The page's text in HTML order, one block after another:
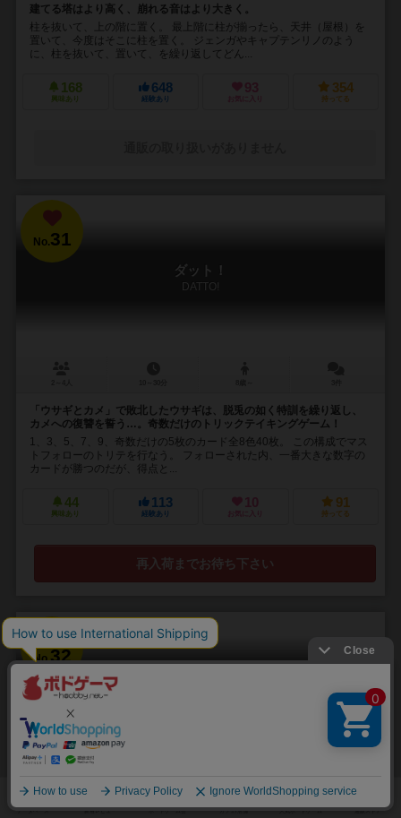
建てる塔はより高く、崩れる音はより大きく。
柱を抜いて、上の階に置く。 最上階に柱が揃ったら、天井（屋根）を
置いて、今度はそこに柱を置く。 ジェンガやキャプテンリノのよう
に、柱を抜いて、置いて、を繰り返してどん...
168
興味あり
648
経験あり
93
お気に入り
354
持ってる
No.31
ダット！
DATTO!
「ウサギとカメ」で敗北したウサギは、脱兎の如く特訓を繰り返し、
カメへの復讐を誓う…。奇数だけのトリックテイキングゲーム！
1、3、5、7、9、奇数だけの5枚のカード全8色40枚。 この構成でマス
トフォローのトリテを行なう。 フォローされた内、一番大きな数字の
カードが勝つのだが、得点と...
44
興味あり
113
経験あり
10
お気に入り
91
持ってる
再入荷までお待ち下さい
No.32